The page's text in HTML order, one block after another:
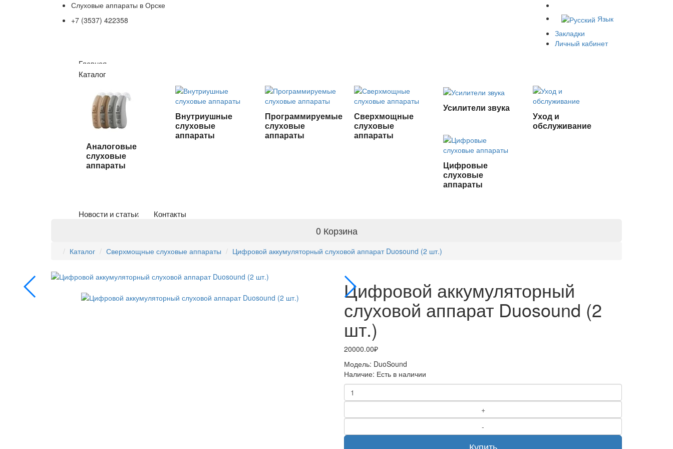
Слуховые аппараты в Орске
+7 (3537) 422358
Язык
Закладки
Личный кабинет
Главная
Каталог
Аналоговые
слуховые
аппараты
Внутриушные
слуховые
аппараты
Программируемые
слуховые
аппараты
Сверхмощные
слуховые
аппараты
Усилители звука
Уход и
обслуживание
Цифровые
слуховые
аппараты
Новости и статьи Контакты
0 Корзина
Каталог Сверхмощные слуховые аппараты Цифровой аккумуляторный слуховой аппарат Duosound (2 шт.)
Цифровой аккумуляторный
слуховой аппарат Duosound (2
шт.)
20000.00₽
Модель: DuoSound
Наличие: Есть в наличии